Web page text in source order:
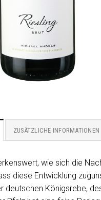
ZUSÄTZLICHE INFORMATIONEN
wie sich die
diese Entwicklung
deutschen Königsrebe,